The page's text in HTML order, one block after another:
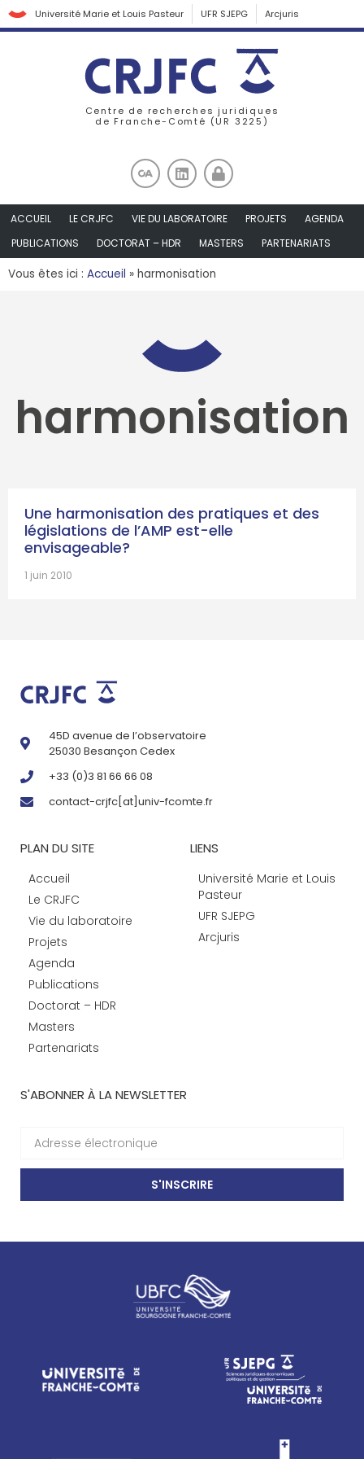
Université Marie et Louis Pasteur UFR SJEPG Arcjuris
Centre de recherches juridiques
de Franche-Comté (UR 3225)
ACCUEIL LE CRJFC VIE DU LABORATOIRE PROJETS
AGENDA
PUBLICATIONS
DOCTORAT – HDR MASTERS PARTENARIATS
Vous êtes ici : Accueil » harmonisation
harmonisation
Une harmonisation des pratiques et des
législations de l’AMP est-elle
envisageable?
1 juin 2010
45D avenue de l’observatoire
25030 Besançon Cedex
+33 (0)3 81 66 66 08
contact-crjfc[at]univ-fcomte.fr
PLAN DU SITE
Accueil
Le CRJFC
Vie du laboratoire
Projets
Agenda
Publications
Doctorat – HDR
Masters
Partenariats
LIENS
Université Marie et Louis
Pasteur
UFR SJEPG
Arcjuris
S'ABONNER À LA NEWSLETTER
S'INSCRIRE